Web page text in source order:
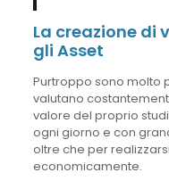
La creazione di
gli Asset
Purtroppo sono molto
valutano
valore del proprio
ogni giorno e con
oltre che per
economicamente.